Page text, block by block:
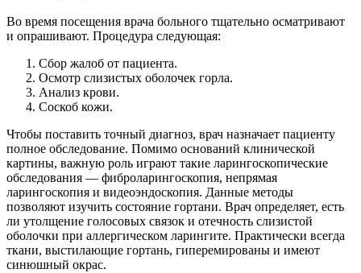
Во время посещения врача больного тщательно осматривают
и опрашивают. Процедура следующая:
Сбор жалоб от пациента.
Осмотр слизистых оболочек горла.
Анализ крови.
Соскоб кожи.
Чтобы поставить точный диагноз, врач назначает пациенту
полное обследование. Помимо оснований клинической
картины, важную роль играют такие ларингоскопические
обследования — фиброларингоскопия, непрямая
ларингоскопия и видеоэндоскопия. Данные методы
позволяют изучить состояние гортани. Врач определяет, есть
ли утолщение голосовых связок и отечность слизистой
оболочки при аллергическом ларингите. Практически всегда
ткани, выстилающие гортань, гиперемированы и имеют
синюшный окрас.